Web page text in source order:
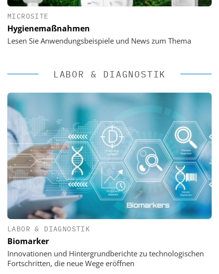
MICROSITE
Hygienemaßnahmen
Lesen Sie Anwendungsbeispiele und News zum Thema
LABOR & DIAGNOSTIK
LABOR & DIAGNOSTIK
Biomarker
Innovationen und Hintergrundberichte zu technologischen
Fortschritten, die neue Wege eröffnen